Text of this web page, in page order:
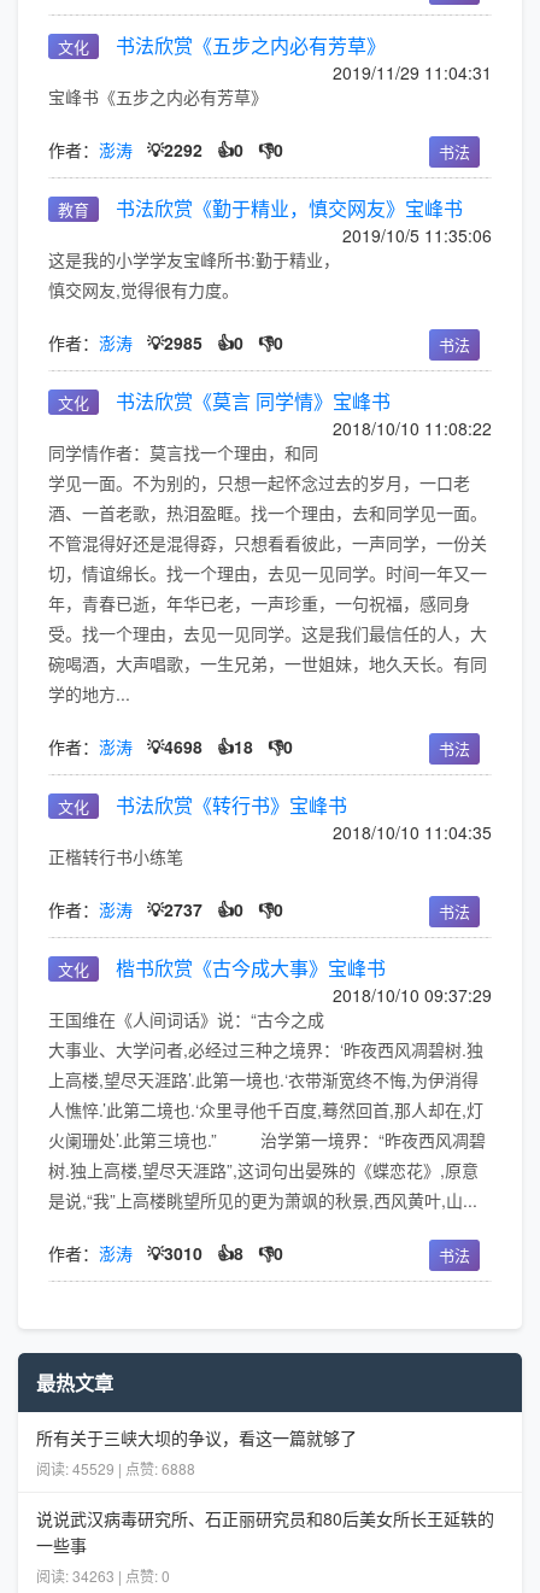
文化 书法欣赏《五步之内必有芳草》
2019/11/29 11:04:31
宝峰书《五步之内必有芳草》
作者： 澎涛 💡2292 👍0 👎0 书法
教育 书法欣赏《勤于精业，慎交网友》宝峰书
2019/10/5 11:35:06
这是我的小学学友宝峰所书:勤于精业，
慎交网友,觉得很有力度。
作者： 澎涛 💡2985 👍0 👎0 书法
文化 书法欣赏《莫言 同学情》宝峰书
2018/10/10 11:08:22
同学情作者：莫言找一个理由，和同
学见一面。不为别的，只想一起怀念过去的岁月，一口老
酒、一首老歌，热泪盈眶。找一个理由，去和同学见一面。
不管混得好还是混得孬，只想看看彼此，一声同学，一份关
切，情谊绵长。找一个理由，去见一见同学。时间一年又一
年，青春已逝，年华已老，一声珍重，一句祝福，感同身
受。找一个理由，去见一见同学。这是我们最信任的人，大
碗喝酒，大声唱歌，一生兄弟，一世姐妹，地久天长。有同
学的地方...
作者： 澎涛 💡4698 👍18 👎0 书法
文化 书法欣赏《转行书》宝峰书
2018/10/10 11:04:35
正楷转行书小练笔
作者： 澎涛 💡2737 👍0 👎0 书法
文化 楷书欣赏《古今成大事》宝峰书
2018/10/10 09:37:29
王国维在《人间词话》说：“古今之成
大事业、大学问者,必经过三种之境界：‘昨夜西风凋碧树.独
上高楼,望尽天涯路’.此第一境也.‘衣带渐宽终不悔,为伊消得
人憔悴.’此第二境也.‘众里寻他千百度,蓦然回首,那人却在,灯
火阑珊处’.此第三境也.” 治学第一境界：“昨夜西风凋碧
树.独上高楼,望尽天涯路”,这词句出晏殊的《蝶恋花》,原意
是说,“我”上高楼眺望所见的更为萧飒的秋景,西风黄叶,山...
作者： 澎涛 💡3010 👍8 👎0 书法
最热文章
所有关于三峡大坝的争议，看这一篇就够了
阅读: 45529 | 点赞: 6888
说说武汉病毒研究所、石正丽研究员和80后美女所长王延轶的
一些事
阅读: 34263 | 点赞: 0